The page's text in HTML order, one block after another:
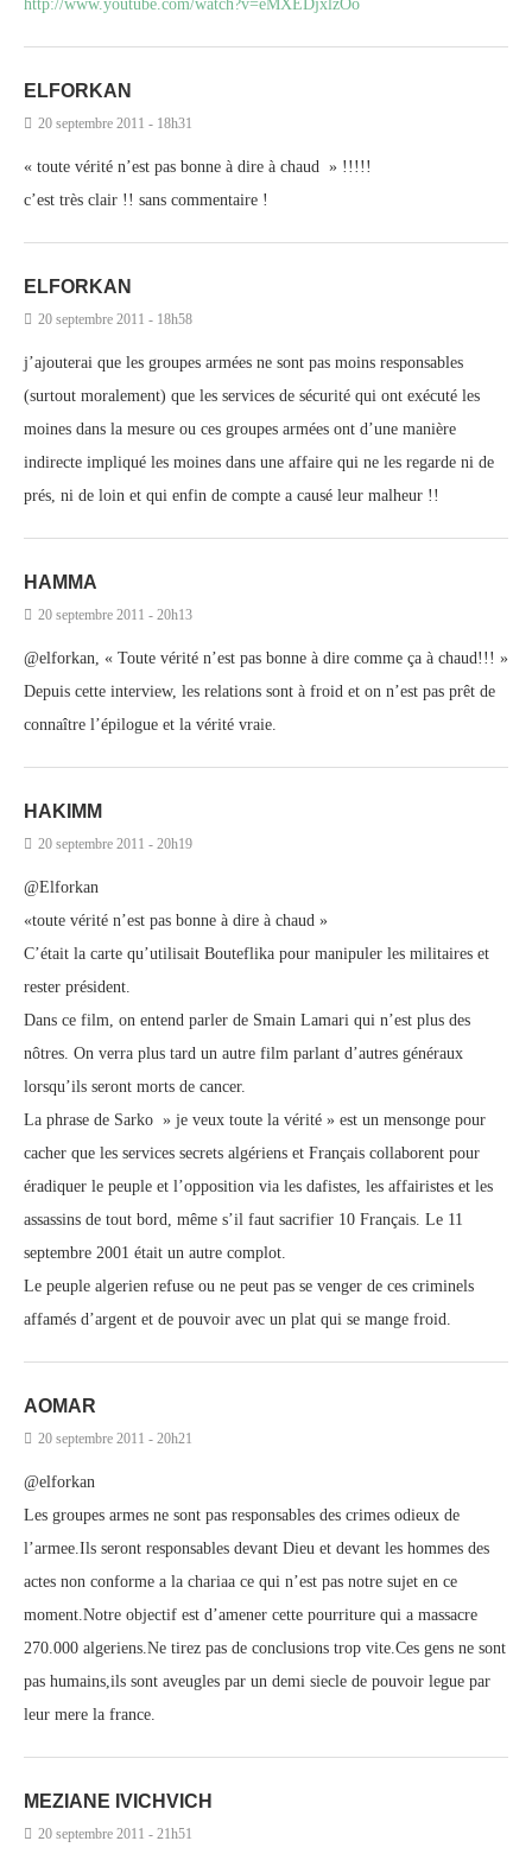
http://www.youtube.com/watch?v=eMXEDjxlzOo
ELFORKAN
20 septembre 2011 - 18h31
« toute vérité n’est pas bonne à dire à chaud » !!!!!
c’est très clair !! sans commentaire !
ELFORKAN
20 septembre 2011 - 18h58
j’ajouterai que les groupes armées ne sont pas moins responsables
(surtout moralement) que les services de sécurité qui ont exécuté les
moines dans la mesure ou ces groupes armées ont d’une manière
indirecte impliqué les moines dans une affaire qui ne les regarde ni de
prés, ni de loin et qui enfin de compte a causé leur malheur !!
HAMMA
20 septembre 2011 - 20h13
@elforkan, « Toute vérité n’est pas bonne à dire comme ça à chaud!!! »
Depuis cette interview, les relations sont à froid et on n’est pas prêt de
connaître l’épilogue et la vérité vraie.
HAKIMM
20 septembre 2011 - 20h19
@Elforkan
«toute vérité n’est pas bonne à dire à chaud »
C’était la carte qu’utilisait Bouteflika pour manipuler les militaires et
rester président.
Dans ce film, on entend parler de Smain Lamari qui n’est plus des
nôtres. On verra plus tard un autre film parlant d’autres généraux
lorsqu’ils seront morts de cancer.
La phrase de Sarko » je veux toute la vérité » est un mensonge pour
cacher que les services secrets algériens et Français collaborent pour
éradiquer le peuple et l’opposition via les dafistes, les affairistes et les
assassins de tout bord, même s’il faut sacrifier 10 Français. Le 11
septembre 2001 était un autre complot.
Le peuple algerien refuse ou ne peut pas se venger de ces criminels
affamés d’argent et de pouvoir avec un plat qui se mange froid.
AOMAR
20 septembre 2011 - 20h21
@elforkan
Les groupes armes ne sont pas responsables des crimes odieux de
l’armee.Ils seront responsables devant Dieu et devant les hommes des
actes non conforme a la chariaa ce qui n’est pas notre sujet en ce
moment.Notre objectif est d’amener cette pourriture qui a massacre
270.000 algeriens.Ne tirez pas de conclusions trop vite.Ces gens ne sont
pas humains,ils sont aveugles par un demi siecle de pouvoir legue par
leur mere la france.
MEZIANE IVICHVICH
20 septembre 2011 - 21h51